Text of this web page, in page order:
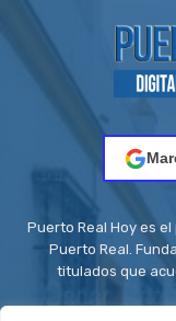
Puerto Real Hoy es
Puerto Real.
titulados que